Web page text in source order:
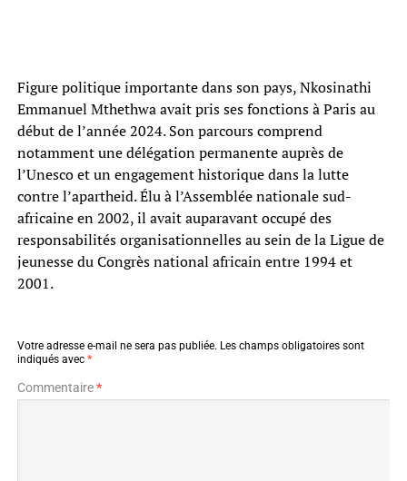
Figure politique importante dans son pays, Nkosinathi
Emmanuel Mthethwa avait pris ses fonctions à Paris au
début de l’année 2024. Son parcours comprend
notamment une délégation permanente auprès de
l’Unesco et un engagement historique dans la lutte
contre l’apartheid. Élu à l’Assemblée nationale sud-
africaine en 2002, il avait auparavant occupé des
responsabilités organisationnelles au sein de la Ligue de
jeunesse du Congrès national africain entre 1994 et
2001.
Votre adresse e-mail ne sera pas publiée. Les champs obligatoires sont
indiqués avec *
Commentaire*